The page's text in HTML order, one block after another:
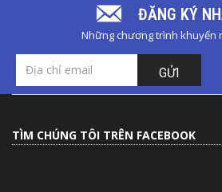
ĐĂNG KÝ
Những chương trình khuyến
GỬI
TÌM CHÚNG TÔI TRÊN FACEBOOK